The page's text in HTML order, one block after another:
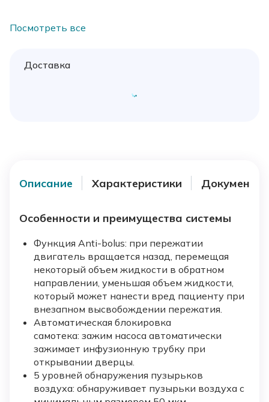
Посмотреть все
Доставка
Описание Характеристики Документы
Особенности и преимущества системы
Функция Anti-bolus: при пережатии
двигатель вращается назад, перемещая
некоторый объем жидкости в обратном
направлении, уменьшая объем жидкости,
который может нанести вред пациенту при
внезапном высвобождении пережатия.
Автоматическая блокировка
самотека: зажим насоса автоматически
зажимает инфузионную трубку при
открывании дверцы.
5 уровней обнаружения пузырьков
воздуха: обнаруживает пузырьки воздуха с